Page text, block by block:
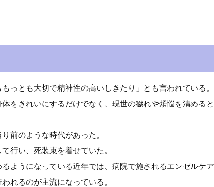
っとも大切で精神性の高いしきたり」とも言われている。
をきれいにするだけでなく、現世の穢れや煩悩を清める
前のような時代があった。
行い、死装束を着せていた。
ようになっている近年では、病院で施されるエンゼルケ
れるのが主流になっている。